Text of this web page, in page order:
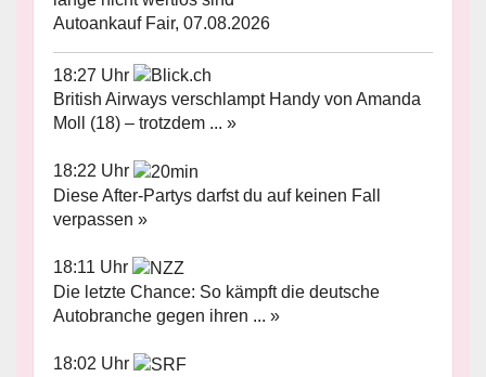
Autoankauf Fair, 07.08.2026
18:27 Uhr
British Airways verschlampt Handy von Amanda
Moll (18) – trotzdem ... »
18:22 Uhr
Diese After-Partys darfst du auf keinen Fall
verpassen »
18:11 Uhr
Die letzte Chance: So kämpft die deutsche
Autobranche gegen ihren ... »
18:02 Uhr